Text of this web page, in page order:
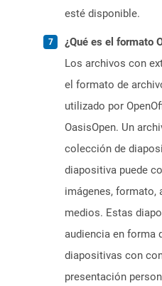
esté disponible.
¿Qué es el formato
Los archivos con
el formato de
utilizado por
OasisOpen. Un
colección de
diapositiva puede
imágenes, formato,
medios. Estas
audiencia en forma
diapositivas con
presentación